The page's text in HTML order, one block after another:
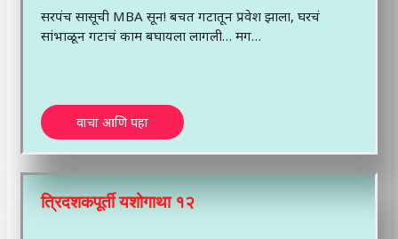
सरपंच सासूची MBA सून! बचत गटातून प्रवेश झाला, घरचं
सांभाळून गटाचं काम बघायला लागली… मग…
वाचा आणि पहा
त्रिदशकपूर्ती यशोगाथा १२